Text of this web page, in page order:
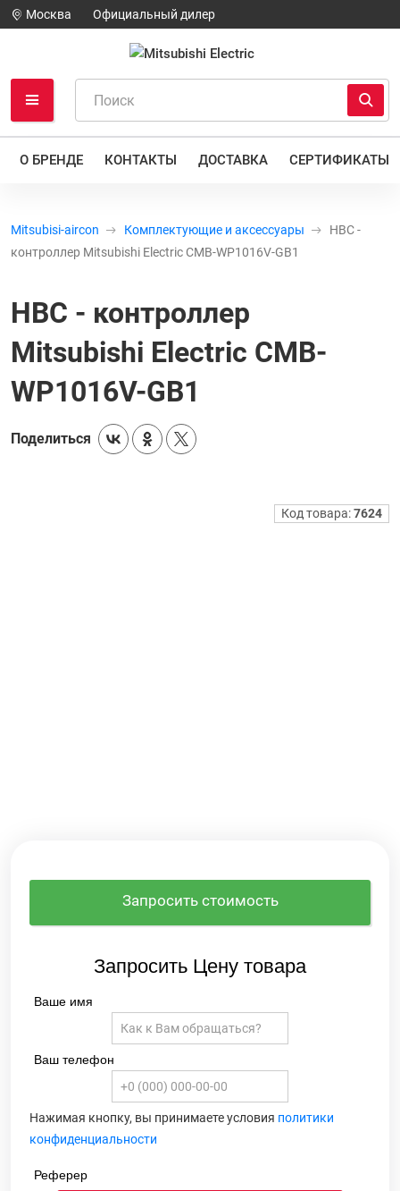
Москва Официальный дилер
О БРЕНДЕ КОНТАКТЫ ДОСТАВКА СЕРТИФИКАТЫ
Mitsubisi-aircon Комплектующие и аксессуары
HBC -
контроллер Mitsubishi Electric CMB-WP1016V-GB1
HBC - контроллер
Mitsubishi Electric CMB-
WP1016V-GB1
Поделиться
Код товара:7624
Запросить стоимость
Запросить Цену товара
Ваше имя
Ваш телефон
Нажимая кнопку, вы принимаете условия политики
конфиденциальности
Реферер